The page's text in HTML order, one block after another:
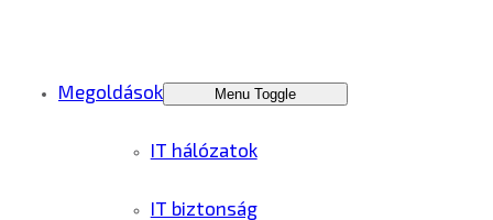
Megoldások Menu Toggle
IT hálózatok
IT biztonság